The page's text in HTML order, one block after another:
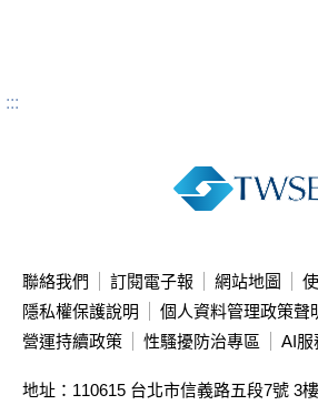
:::
聯絡我們 訂閱電子報 網站地圖
隱私權保護說明
個人資料管理政策聲
營運持續政策
性騷擾防治專區 AI服
地址：110615 台北市信義路五段7號 3